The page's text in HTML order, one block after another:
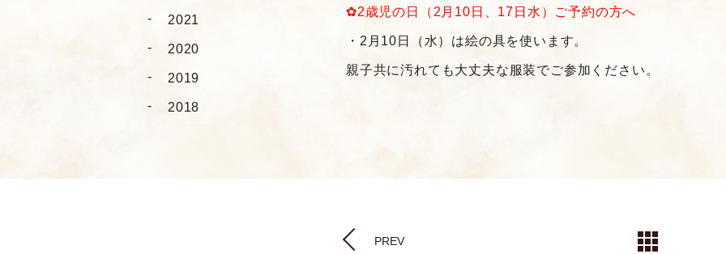
✿2歳児の日（2月10日、17日水）ご予約の方へ
・2月10日（水）は絵の具を使います。
親子共に汚れても大丈夫な服装でご参加ください。
2021
2020
2019
2018
PREV